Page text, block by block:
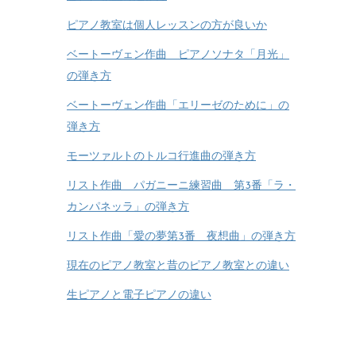
ピアノ教室は個人レッスンの方が良いか
ベートーヴェン作曲 ピアノソナタ「月光」
の弾き方
ベートーヴェン作曲「エリーゼのために」の
弾き方
モーツァルトのトルコ行進曲の弾き方
リスト作曲 パガニーニ練習曲 第3番「ラ・
カンパネッラ」の弾き方
リスト作曲「愛の夢第3番 夜想曲」の弾き方
現在のピアノ教室と昔のピアノ教室との違い
生ピアノと電子ピアノの違い